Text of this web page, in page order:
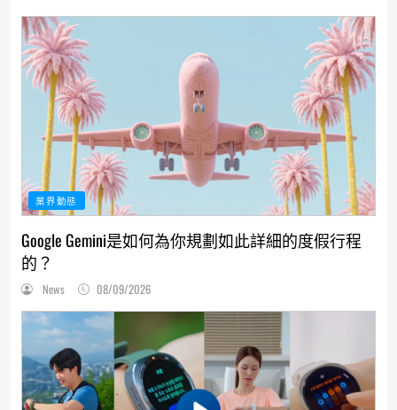
業界動態
Google Gemini是如何為你規劃如此詳細的度假行程
的？
News 08/09/2026